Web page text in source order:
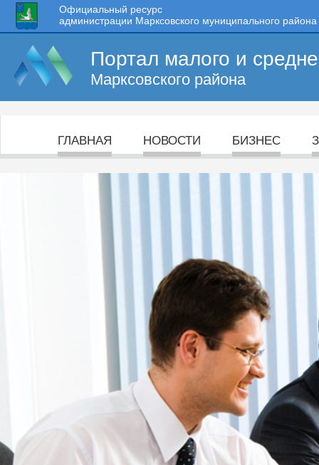
Официальный ресурс
администрации Марксовского муниципального района
Портал малого и
Марксовского района
ГЛАВНАЯ НОВОСТИ БИЗНЕС